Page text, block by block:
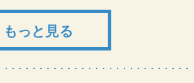
もっと見る